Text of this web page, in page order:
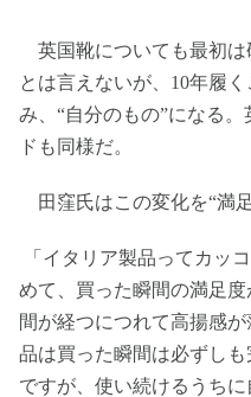
英国靴についても最初は
とは言えないが、10年履
み、“自分のもの”になる
ドも同様だ。
田窪氏はこの変化を“満
「イタリア製品ってカッ
めて、買った瞬間の満足
間が経つにつれて高揚感
品は買った瞬間は必ずし
ですが、使い続けるうちに